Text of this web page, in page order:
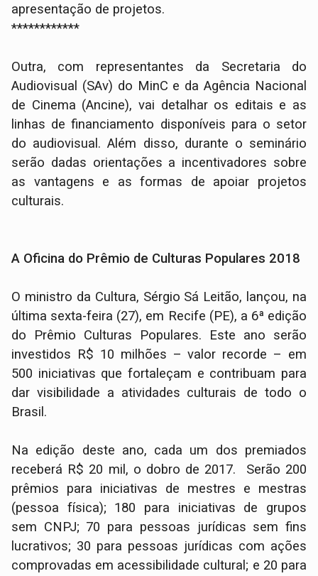
apresentação de projetos.
************
Outra, com representantes da Secretaria do
Audiovisual (SAv) do MinC e da Agência Nacional
de Cinema (Ancine), vai detalhar os editais e as
linhas de financiamento disponíveis para o setor
do audiovisual. Além disso, durante o seminário
serão dadas orientações a incentivadores sobre
as vantagens e as formas de apoiar projetos
culturais.
A Oficina do Prêmio de Culturas Populares 2018
O ministro da Cultura, Sérgio Sá Leitão, lançou, na
última sexta-feira (27), em Recife (PE), a 6ª edição
do Prêmio Culturas Populares. Este ano serão
investidos R$ 10 milhões – valor recorde – em
500 iniciativas que fortaleçam e contribuam para
dar visibilidade a atividades culturais de todo o
Brasil.
Na edição deste ano, cada um dos premiados
receberá R$ 20 mil, o dobro de 2017. Serão 200
prêmios para iniciativas de mestres e mestras
(pessoa física); 180 para iniciativas de grupos
sem CNPJ; 70 para pessoas jurídicas sem fins
lucrativos; 30 para pessoas jurídicas com ações
comprovadas em acessibilidade cultural; e 20 para